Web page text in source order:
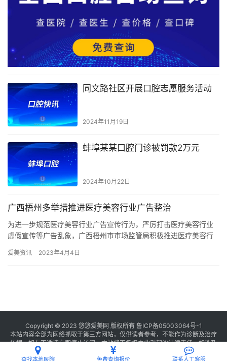
同文路社区开展口腔志愿服务活动
2024年11月19日
蚌埠某某口腔门诊被罚款2万元
2024年10月22日
广西梧州多举措推进医疗美容行业广告整治
为进一步规范医疗美容行业广告宣传行为，严厉打击医疗美容行业
虚假宣传等广告乱象，广西梧州市市场监管局积极推进医疗美容行
健康发…
爱美资讯 2023年4月4日
Copyright © 2023 悠悠爱美网 版权所有 鲁ICP备05003064号-1
本站内容全部为网络抓取于第三方网站，仅供读者参考，不能作为诊断及治疗
依据，如有不适请立即停止访问，本站将不承担由此引起的法律责任。如涉及
联系我们
查找本地医院 免费查询报价 联系人工客服